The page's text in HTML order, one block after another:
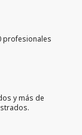
profesionales
y más de